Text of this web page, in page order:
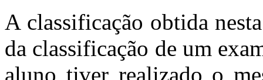
A classificação obtida
da classificação de um
aluno tiver realizado o